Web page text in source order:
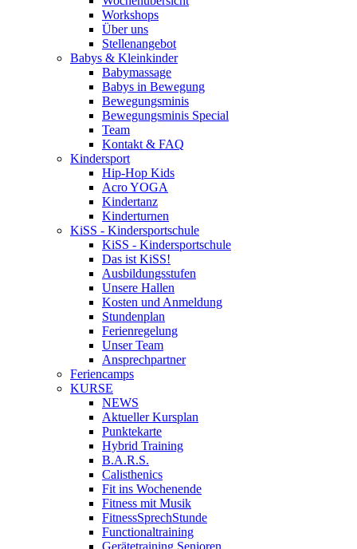
Workshops
Über uns
Stellenangebot
Babys & Kleinkinder
Babymassage
Babys in Bewegung
Bewegungsminis
Bewegungsminis Special
Team
Kontakt & FAQ
Kindersport
Hip-Hop Kids
Acro YOGA
Kindertanz
Kinderturnen
KiSS - Kindersportschule
KiSS - Kindersportschule
Das ist KiSS!
Ausbildungsstufen
Unsere Hallen
Kosten und Anmeldung
Stundenplan
Ferienregelung
Unser Team
Ansprechpartner
Feriencamps
KURSE
NEWS
Aktueller Kursplan
Punktekarte
Hybrid Training
B.A.R.S.
Calisthenics
Fit ins Wochenende
Fitness mit Musik
FitnessSprechStunde
Functionaltraining
Gerätetraining Senioren